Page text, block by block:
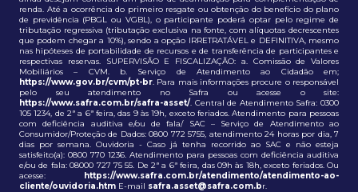
renda. Até a ocorrência do primeiro resgate ou obtenção do benefício do plano
de previdência (PBGL ou VGBL), o participante poderá optar pelo regime de
tributação regressiva (tributação exclusiva na fonte, com alíquotas decrescentes
que podem chegar a 10%), sendo a opção IRRETRATÁVEL e DEFINITIVA, mesmo
nas hipóteses de portabilidade de recursos e de transferência de participantes e
respectivas reservas. SUPERVISÃO E FISCALIZAÇÃO: a. Comissão de Valores
Mobiliários – CVM. b. Serviço de Atendimento ao Cidadão em;
https://www.gov.br/cvm/pt-br. Para mais informações procure o responsável
pelo seu atendimento no Safra ou acesse o site:
https://www.safra.com.br/safra-asset/. Central de Atendimento Safra: 0300
105 1234, de 2ª a 6ª feira, das 9 às 19h, exceto feriados. Atendimento para pessoas
com deficiência auditiva e/ou de fala/ SAC – Serviço de Atendimento ao
Consumidor/Proteção de Dados: 0800 772 5755, atendimento 24 horas por dia, 7
dias por semana. Ouvidoria - Caso já tenha recorrido ao SAC e não esteja
satisfeito(a): 0800 770 1236. Atendimento para pessoas com deficiência auditiva
e/ou de fala: 08000 727 75 55. De 2ª a 6ª feira, das 09h às 18h, exceto feriados. Ou
acesse: https://www.safra.com.br/atendimento/atendimento-ao-
cliente/ouvidoria.htm E-mail safra.asset@safra.com.br.